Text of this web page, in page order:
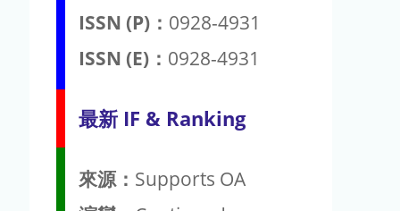
ISSN (P)： 0928-4931
ISSN (E)： 0928-4931
最新 IF & Ranking
來源： Supports OA